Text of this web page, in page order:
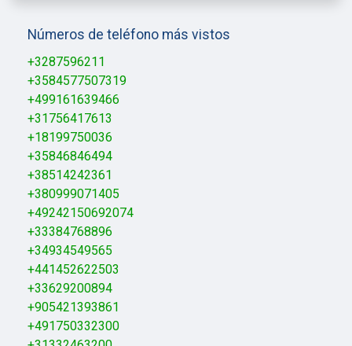
Números de teléfono más vistos
+3287596211
+3584577507319
+499161639466
+31756417613
+18199750036
+35846846494
+38514242361
+380999071405
+49242150692074
+33384768896
+34934549565
+441452622503
+33629200894
+905421393861
+491750332300